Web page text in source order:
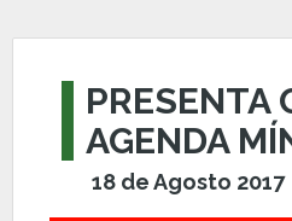
PRESENTA
AGENDA
18 de Agosto 2017